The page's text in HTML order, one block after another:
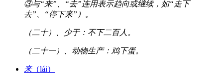
③与“来”、“去”连用表示趋向或继续，如“走下
去”、“停下来”）。
（二十）、少于：不下二百人。
（二十一）、动物生产：鸡下蛋。
来（lái）